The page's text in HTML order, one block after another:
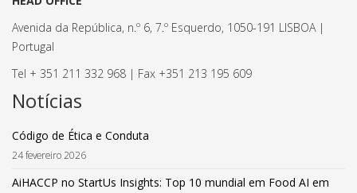
Avenida da República, n.º 6, 7.º Esquerdo, 1050-191 LISBOA |
Portugal
Tel + 351 211 332 968 | Fax +351 213 195 609
Notícias
Código de Ética e Conduta
24 fevereiro 2026
AiHACCP no StartUs Insights: Top 10 mundial em Food AI em